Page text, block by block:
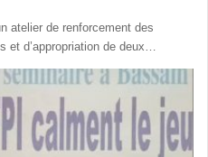
atelier de renforcement des
et d’appropriation de deux…